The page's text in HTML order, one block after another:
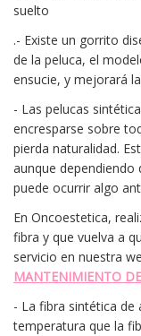
suelto
.- Existe un gorrito
de la peluca, el
ensucie, y mejorará
- Las pelucas
encresparse sobre
pierda naturalidad.
aunque dependiendo
puede ocurrir algo
En Oncoestetica,
fibra y que vuelva a
servicio en nuestra
MANTENIMIENTO
- La fibra sintética
temperatura que la